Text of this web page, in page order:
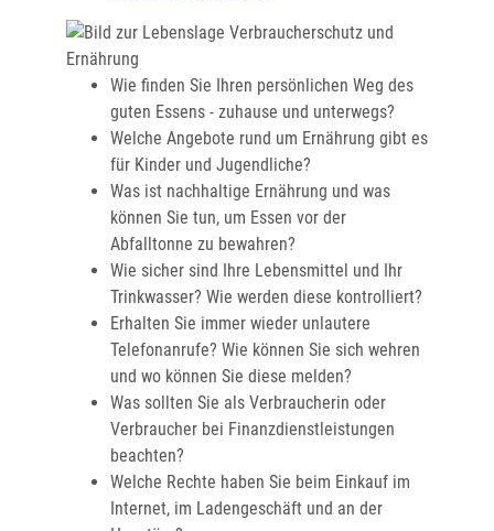
Wie finden Sie Ihren persönlichen Weg des
guten Essens - zuhause und unterwegs?
Welche Angebote rund um Ernährung gibt es
für Kinder und Jugendliche?
Was ist nachhaltige Ernährung und was
können Sie tun, um Essen vor der
Abfalltonne zu bewahren?
Wie sicher sind Ihre Lebensmittel und Ihr
Trinkwasser? Wie werden diese kontrolliert?
Erhalten Sie immer wieder unlautere
Telefonanrufe? Wie können Sie sich wehren
und wo können Sie diese melden?
Was sollten Sie als Verbraucherin oder
Verbraucher bei Finanzdienstleistungen
beachten?
Welche Rechte haben Sie beim Einkauf im
Internet, im Ladengeschäft und an der